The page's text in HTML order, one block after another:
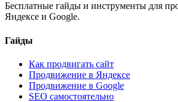
Бесплатные гайды и инструменты для
Яндексе и Google.
Гайды
Как продвигать сайт
Продвижение в Яндексе
Продвижение в Google
SEO самостоятельно